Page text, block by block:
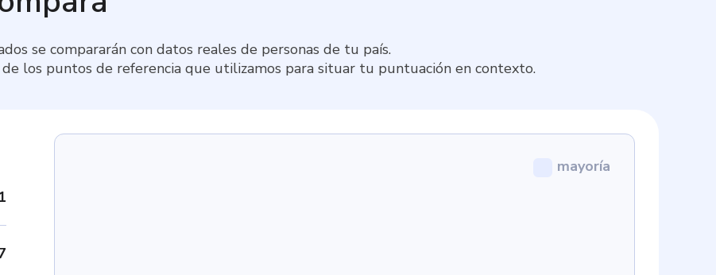
se compararán con datos reales de personas de tu país.
los puntos de referencia que utilizamos para situar tu puntuación en contexto.
mayoría